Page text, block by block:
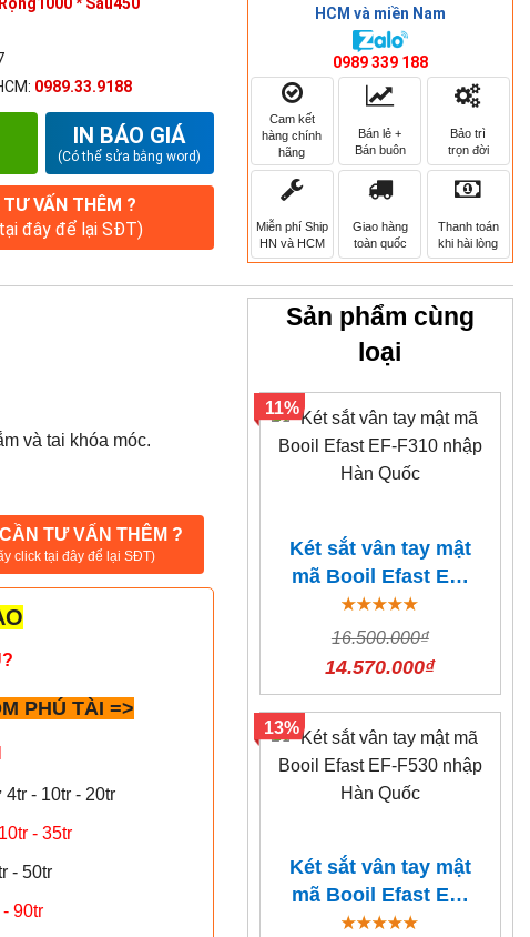
* Sâu450
0989.33.9188
IN BÁO GIÁ
(Có thể sửa bằng word)
TƯ VẤN THÊM ?
đây để lại SĐT)
HCM và miền Nam
0989 339 188
Cam kết
hàng chính
hãng
Bán lẻ +
Bán buôn
Bảo trì
trọn đời
Miễn phí Ship
HN và HCM
Giao hàng
toàn quốc
Thanh toán
khi hài lòng
và tai khóa móc.
TƯ VẤN THÊM ?
click tại đây để lại SĐT)
PHÚ TÀI =>
- 10tr - 20tr
- 35tr
- 50tr
90tr
Sản phẩm cùng
loại
Két sắt vân tay mật
mã Booil Efast EF-
F310 nhập Hàn
Quốc
16.500.000₫
14.570.000₫
11%
Két sắt vân tay mật
mã Booil Efast EF-
F530 nhập Hàn
13%